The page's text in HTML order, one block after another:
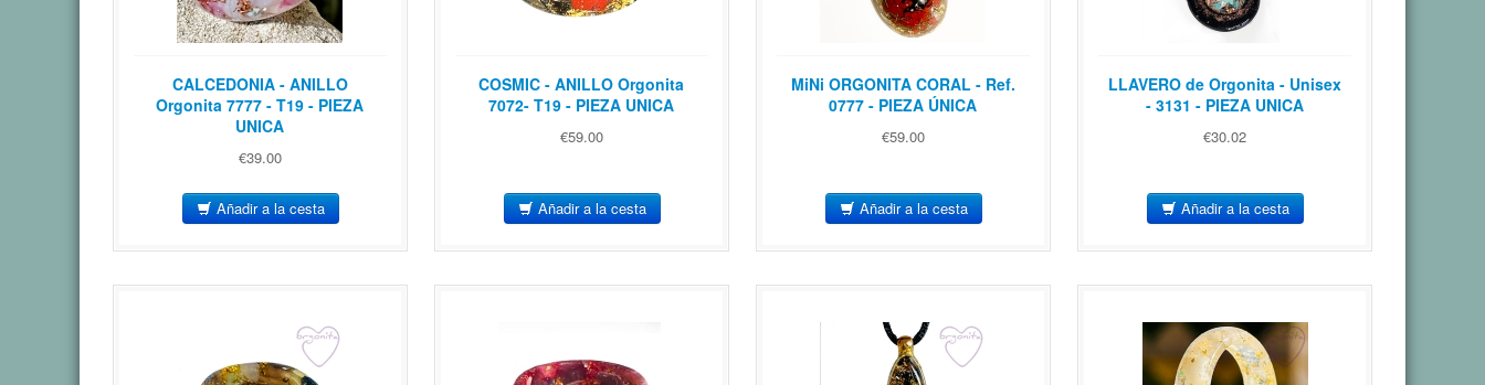
CALCEDONIA - ANILLO
Orgonita 7777 - T19 - PIEZA
UNICA
€39.00
Añadir a la cesta
COSMIC - ANILLO Orgonita
7072- T19 - PIEZA UNICA
€59.00
Añadir a la cesta
MiNi ORGONITA CORAL - Ref.
0777 - PIEZA ÚNICA
€59.00
Añadir a la cesta
LLAVERO de Orgonita - Unisex
- 3131 - PIEZA UNICA
€30.02
Añadir a la cesta